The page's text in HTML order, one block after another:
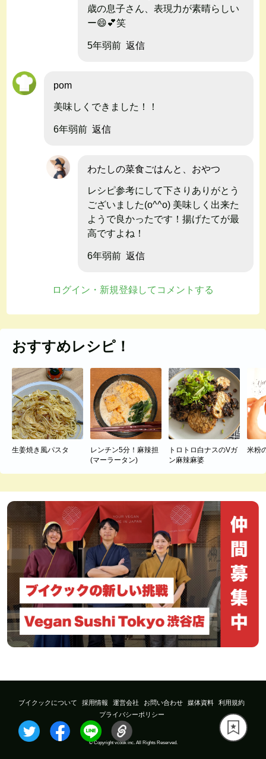
歳の息子さん、表現力が素晴らしい
ー😄💕笑
5年弱前 返信
pom
美味しくできました！！
6年弱前 返信
わたしの菜食ごはんと、おやつ
レシピ参考にして下さりありがとう
ございました(o^^o) 美味しく出来た
ようで良かったです！揚げたてが最
高ですよね！
6年弱前 返信
ログイン・新規登録してコメントする
おすすめレシピ！
生姜焼き風パスタ
レンチン5分！麻辣担
(マーラータン)
トロトロ白ナスのVガ
ン麻辣麻婆
米粉
ブイクックについて 採用情報 運営会社 お問い合わせ 媒体資料
利用規約
プライバシーポリシー
© Copyright vcook inc. All Rights Reserved.